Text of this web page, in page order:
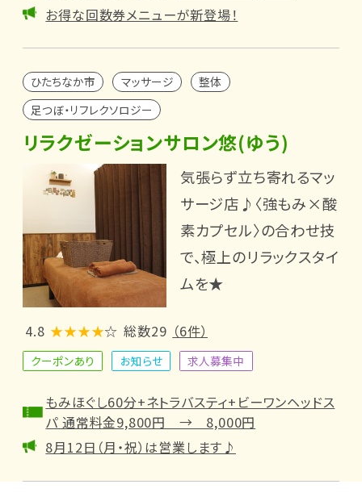
お得な回数券メニューが新登場！
ひたちなか市 マッサージ
整体
足つぼ・リフレクソロジー
リラクゼーションサロン悠(ゆう)
気張らず立ち寄れるマッ
サージ店♪〈強もみ×酸
素カプセル〉の合わせ技
で、極上のリラックスタイ
ムを★
4.8 ★★★★☆ 総数29 （6件）
クーポンあり お知らせ 求人募集中
もみほぐし60分+ネトラバスティ+ビーワンヘッドス
パ 通常料金9,800円 → 8,000円
8月12日（月・祝）は営業します♪